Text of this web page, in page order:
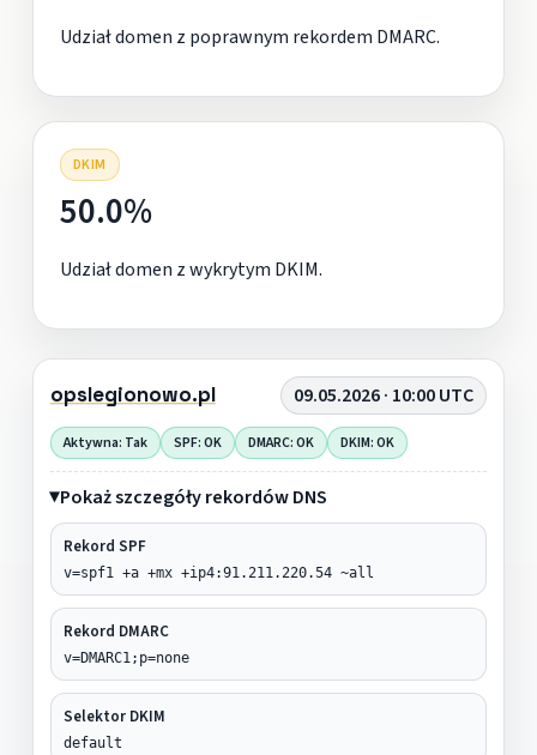
Udział domen z poprawnym rekordem DMARC.
DKIM
50.0%
Udział domen z wykrytym DKIM.
opslegionowo.pl 09.05.2026 · 10:00 UTC
Aktywna: Tak SPF: OK DMARC: OK DKIM: OK
Pokaż szczegóły rekordów DNS
Rekord SPF
v=spf1 +a +mx +ip4:91.211.220.54 ~all
Rekord DMARC
v=DMARC1;p=none
Selektor DKIM
default